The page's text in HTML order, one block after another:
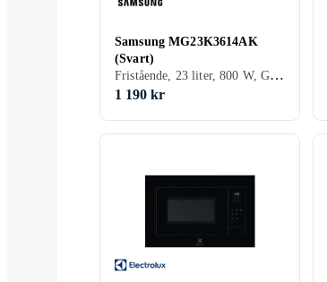
Samsung MG23K3614AK
(Svart)
Fristående, 23 liter, 800 W, Grillfunktion
1 190 kr